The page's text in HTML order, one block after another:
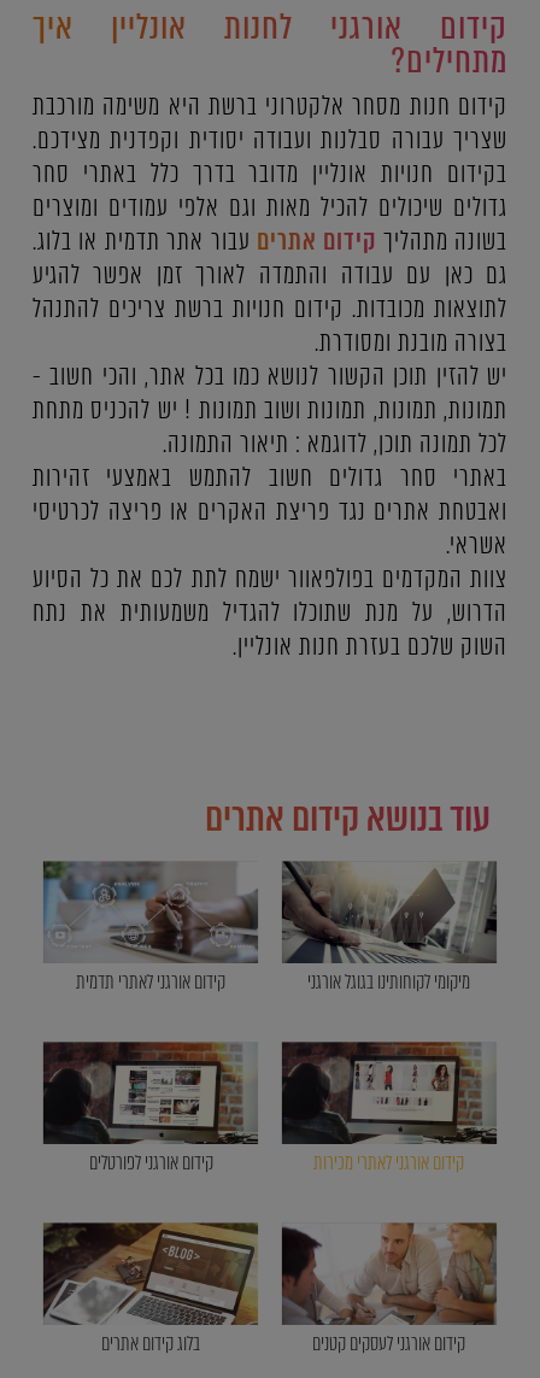
קידום אורגני לחנות אונליין איך
מתחילים?
קידום חנות מסחר אלקטרוני ברשת היא משימה מורכבת
שצריך עבורה סבלנות ועבודה יסודית וקפדנית מצידכם.
בקידום חנויות אונליין מדובר בדרך כלל באתרי סחר
גדולים שיכולים להכיל מאות וגם אלפי עמודים ומוצרים
בשונה מתהליך קידום אתרים עבור אתר תדמית או בלוג.
גם כאן עם עבודה והתמדה לאורך זמן אפשר להגיע
לתוצאות מכובדות. קידום חנויות ברשת צריכים להתנהל
בצורה מובנת ומסודרת.
יש להזין תוכן הקשור לנושא כמו בכל אתר, והכי חשוב -
תמונות, תמונות, תמונות ושוב תמונות ! יש להכניס מתחת
לכל תמונה תוכן, לדוגמא : תיאור התמונה.
באתרי סחר גדולים חשוב להתמש באמצעי זהירות
ואבטחת אתרים נגד פריצת האקרים או פריצה לכרטיסי
אשראי.
צוות המקדמים בפולפאוור ישמח לתת לכם את כל הסיוע
הדרוש, על מנת שתוכלו להגדיל משמעותית את נתח
השוק שלכם בעזרת חנות אונליין.
עוד בנושא קידום אתרים
מיקומי לקוחותינו בגוגל אורגני קידום אורגני לאתרי תדמית
קידום אורגני לאתרי מכירות קידום אורגני לפורטלים
קידום אורגני לעסקים קטנים בלוג קידום אתרים